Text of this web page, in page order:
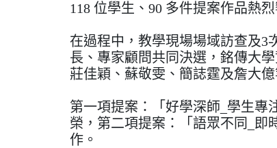
118 位學生、90 多件提案作品熱
在過程中，教學現場場域訪查及3
長、專家顧問共同決選，銘傳大
莊佳穎、蘇敬雯、簡誌霆及詹大
第一項提案：「好學深師_學生專
榮，第二項提案：「語眾不同_即
作。